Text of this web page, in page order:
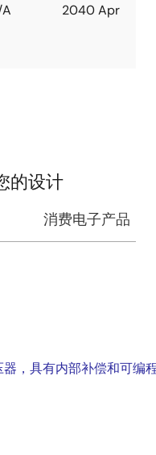
2040 Apr
的设计
消费电子产品
，具有内部补偿和可编